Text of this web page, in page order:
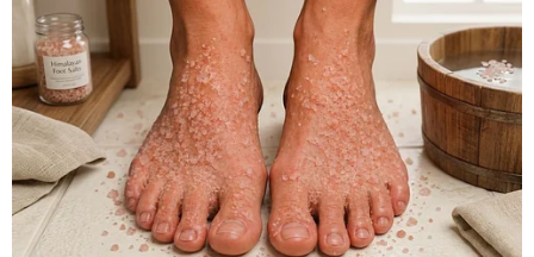
podle Borise Petroviče s
takovým přístřeškem musíte
méně zalévat a podmínky pro
rostliny se zlepšují.
E. Valentinov
Foto Olga Rubtsova